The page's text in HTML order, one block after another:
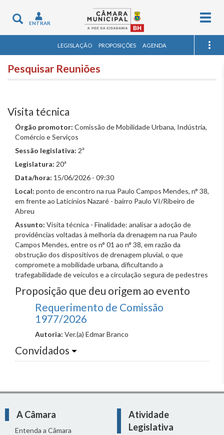
Toggle
navigation
ENTRAR
LEGISLAÇÃO PROPOSIÇÕES AGENDA
Pesquisar Reuniões
Visita técnica
Órgão promotor: Comissão de Mobilidade Urbana, Indústria,
Comércio e Serviços
Sessão legislativa: 2ª
Legislatura: 20ª
Data/hora: 15/06/2026 - 09:30
Local: ponto de encontro na rua Paulo Campos Mendes, n° 38,
em frente ao Laticínios Nazaré - bairro Paulo VI/Ribeiro de
Abreu
Assunto: Visita técnica - Finalidade: analisar a adoção de
providências voltadas à melhoria da drenagem na rua Paulo
Campos Mendes, entre os n° 01 ao n° 38, em razão da
obstrução dos dispositivos de drenagem pluvial, o que
compromete a mobilidade urbana, dificultando a
trafegabilidade de veículos e a circulação segura de pedestres
Proposição que deu origem ao evento
Requerimento de Comissão
1977/2026
Autoria: Ver.(a) Edmar Branco
Convidados
A Câmara
Entenda a Câmara
Atividade
Legislativa